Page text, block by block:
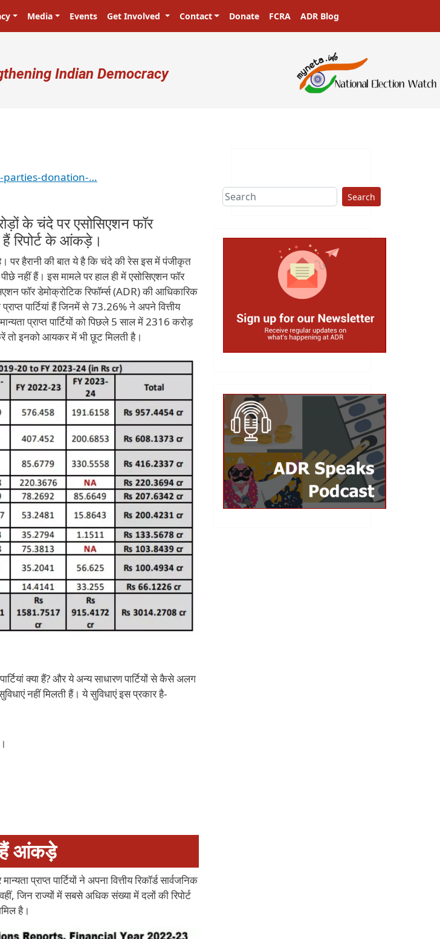
Media Events Get Involved Contact Donate FCRA ADR Blog
Indian Democracy
parties-donation-…
के चंदे पर एसोसिएशन फॉर
हैं रिपोर्ट के आंकड़े।
पर हैरानी की बात ये है कि चंदे की रेस इस में पंजीकृत
नहीं हैं। इस मामले पर हाल ही में एसोसिएशन फॉर
फॉर डेमोक्रोटिक रिफॉर्म्स (ADR) की आधिकारिक
पार्टियां हैं जिनमें से 73.26% ने अपने वित्तीय
प्राप्त पार्टियों को पिछले 5 साल में 2316 करोड़
तो इनको आयकर में भी छूट मिलती है।
क्या हैं? और ये अन्य साधारण पार्टियों से कैसे अलग
नहीं मिलती हैं। ये सुविधाएं इस प्रकार है-
हैं आंकड़े
प्राप्त पार्टियों ने अपना वित्तीय रिकॉर्ड सार्वजनिक
जिन राज्यों में सबसे अधिक संख्या में दलों की रिपोर्ट
है।
Search